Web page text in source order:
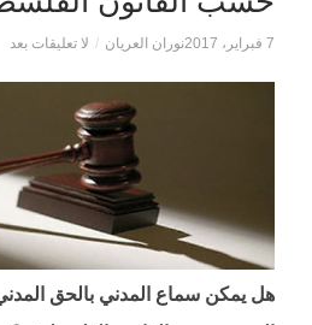
7 فبراير، 2017 نوران العريان / لا تعليقات بعد
هل يمكن سماع المدني بالحق